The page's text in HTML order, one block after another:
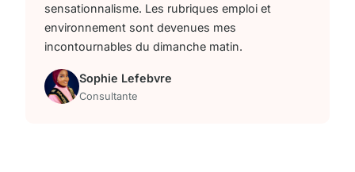
sensationnalisme. Les rubriques emploi et
environnement sont devenues mes
incontournables du dimanche matin.
Sophie Lefebvre
Consultante